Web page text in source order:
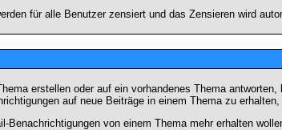
für alle Benutzer zensiert und das Zensieren wird
erstellen oder auf ein vorhandenes Thema
auf neue Beiträge in einem Thema zu
Benachrichtigungen von einem Thema mehr erhalten